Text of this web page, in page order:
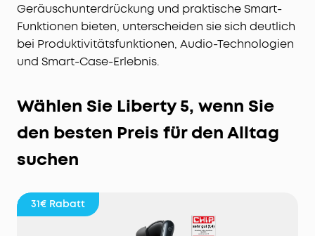
Geräuschunterdrückung und praktische Smart-
Funktionen bieten, unterscheiden sie sich deutlich
bei Produktivitätsfunktionen, Audio-Technologien
und Smart-Case-Erlebnis.
Wählen Sie Liberty 5, wenn Sie
den besten Preis für den Alltag
suchen
31€ Rabatt